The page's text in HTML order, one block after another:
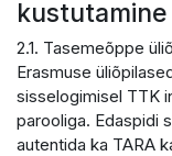
kustutamine
2.1. Tasemeõppe
Erasmuse
sisselogimisel TTK
parooliga. Edaspidi
autentida ka TARA